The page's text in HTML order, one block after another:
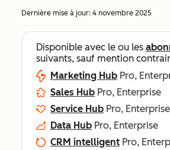
Dernière mise à jour: 4 novembre 2025
Disponible avec le ou les
suivants, sauf mention
Marketing Hub Pro,
Sales Hub Pro, Enterprise
Service Hub Pro, Enterprise
Data Hub Pro, Enterprise
CRM intelligent Pro,